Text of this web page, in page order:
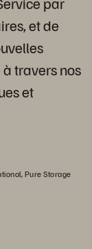
et de
travers nos
et
Pure Storage